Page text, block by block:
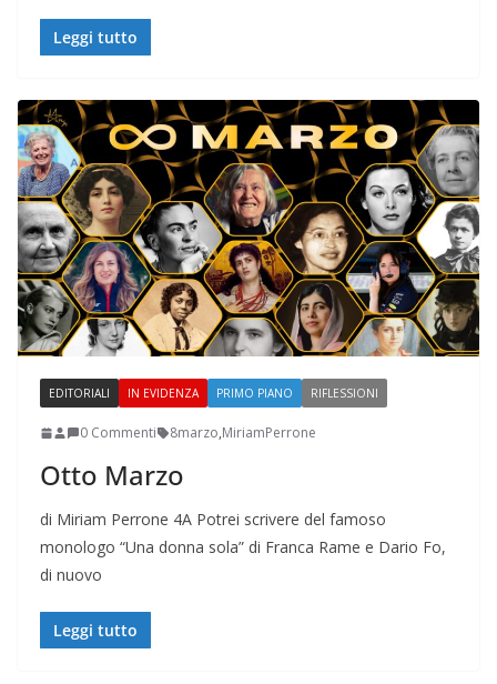
Leggi tutto
EDITORIALI IN EVIDENZA PRIMO PIANO RIFLESSIONI
0 Commenti 8marzo,MiriamPerrone
Otto Marzo
di Miriam Perrone 4A Potrei scrivere del famoso
monologo “Una donna sola” di Franca Rame e Dario Fo,
di nuovo
Leggi tutto